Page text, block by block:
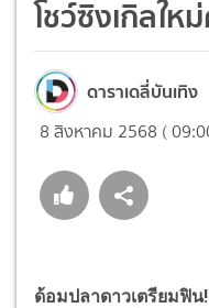
โชว์ซิงเกิลให
ดาราเดลี่บันเทิง
8 สิงหาคม 2568 (
ด้อมปลาดาวเตรียมฟิน!